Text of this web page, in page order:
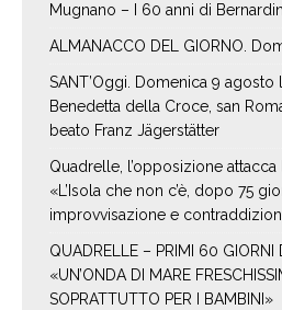
Mugnano – I 60 anni di
ALMANACCO DEL GIORNO.
SANT’Oggi. Domenica 9 agosto
Benedetta della Croce, san
beato Franz Jägerstätter
Quadrelle, l’opposizione attacca
«L’Isola che non c’è, dopo 75
improvvisazione e
QUADRELLE – PRIMI 60 GIORNI
«UN’ONDA DI MARE
SOPRATTUTTO PER I BAMBINI»